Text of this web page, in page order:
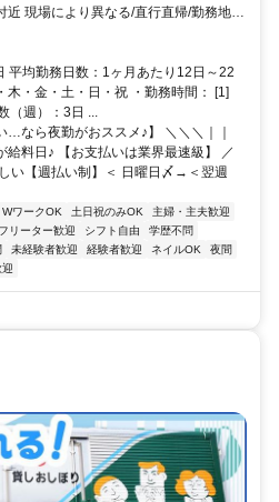
近 現場により異なる/直行直帰/勤務地相
勤務
平均勤務日数：1ヶ月あたり12日～22
木・金・土・日・祝 ・勤務時間： [1]
（週）：3日 ...
…なら夜勤がおススメ♪】 ＼＼＼｜｜
給料日♪ 【お支払いは業界最速級】 ／
い【週払い制】＜ 日曜日〆→＜翌週
WワークOK 土日祝のみOK
主婦・主夫歓迎
フリーター歓迎 シフト自由
学歴不問
未経験者歓迎 経験者歓迎 ネイルOK
夜間